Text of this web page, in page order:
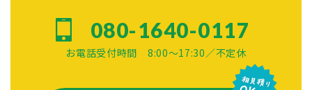
080-1640-0117
お電話受付時間 8:00～17:30／不定休